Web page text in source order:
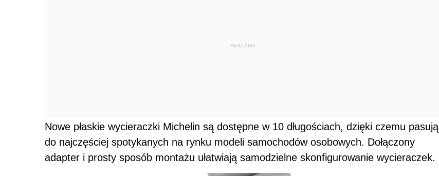
REKLAMA
Nowe płaskie wycieraczki Michelin są dostępne w 10 długościach, dzięki czemu pasują
do najczęściej spotykanych na rynku modeli samochodów osobowych. Dołączony
adapter i prosty sposób montażu ułatwiają samodzielne skonfigurowanie wycieraczek.